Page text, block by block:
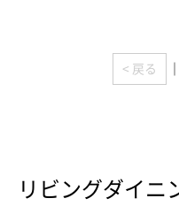
< 戻る
リビングダイニ